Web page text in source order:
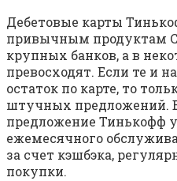
Дебетовые карты
привычным продуктам
крупных банков, а в
превосходят. Если те и
остаток по карте, то
штучных предложений.
предложение Тинькофф
ежемесячного
за счет кэшбэка,
покупки.